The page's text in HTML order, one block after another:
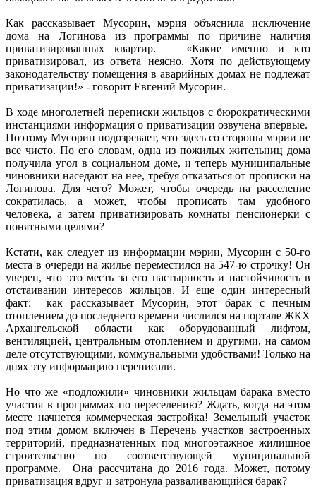
Как рассказывает Мусорин, мэрия объяснила исключение
дома на Логинова из программы по причине наличия
приватизированных квартир. «Какие именно и кто
приватизировал, из ответа неясно. Хотя по действующему
законодательству помещения в аварийных домах не подлежат
приватизации!» - говорит Евгений Мусорин.
В ходе многолетней переписки жильцов с бюрократическими
инстанциями информация о приватизации озвучена впервые.
Поэтому Мусорин подозревает, что здесь со стороны мэрии не
все чисто. По его словам, одна из пожилых жительниц дома
получила угол в социальном доме, и теперь муниципальные
чиновники наседают на нее, требуя отказаться от прописки на
Логинова. Для чего? Может, чтобы очередь на расселение
сократилась, а может, чтобы прописать там удобного
человека, а затем приватизировать комнаты пенсионерки с
понятными целями?
Кстати, как следует из информации мэрии, Мусорин с 50-го
места в очереди на жилье переместился на 547-ю строчку! Он
уверен, что это месть за его настырность и настойчивость в
отстаивании интересов жильцов. И еще один интересный
факт: как рассказывает Мусорин, этот барак с печным
отоплением до последнего времени числился на портале ЖКХ
Архангельской области как оборудованный лифтом,
вентиляцией, центральным отоплением и другими, на самом
деле отсутствующими, коммунальными удобствами! Только на
днях эту информацию переписали.
Но что же «подложили» чиновники жильцам барака вместо
участия в программах по переселению? Ждать, когда на этом
месте начнется коммерческая застройка! Земельный участок
под этим домом включен в Перечень участков застроенных
территорий, предназначенных под многоэтажное жилищное
строительство по соответствующей муниципальной
программе. Она рассчитана до 2016 года. Может, потому
приватизация вдруг и затронула разваливающийся барак?